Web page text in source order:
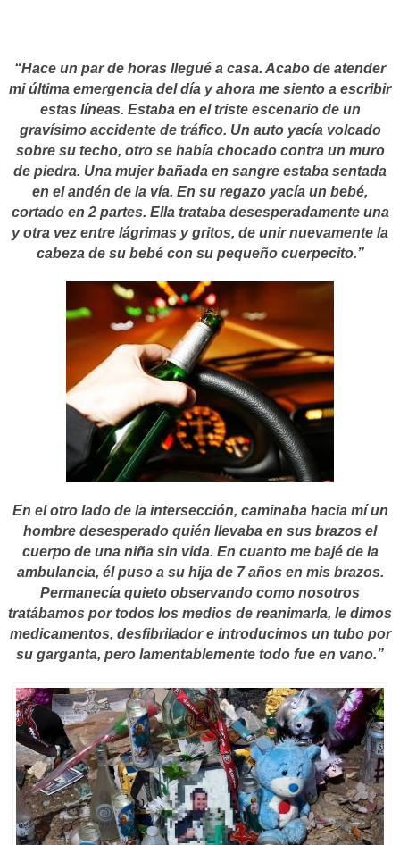
“Hace un par de horas llegué a casa. Acabo de atender
mi última emergencia del día y ahora me siento a escribir
estas líneas. Estaba en el triste escenario de un
gravísimo accidente de tráfico. Un auto yacía volcado
sobre su techo, otro se había chocado contra un muro
de piedra. Una mujer bañada en sangre estaba sentada
en el andén de la vía. En su regazo yacía un bebé,
cortado en 2 partes. Ella trataba desesperadamente una
y otra vez entre lágrimas y gritos, de unir nuevamente la
cabeza de su bebé con su pequeño cuerpecito.”
En el otro lado de la intersección, caminaba hacia mí un
hombre desesperado quién llevaba en sus brazos el
cuerpo de una niña sin vida. En cuanto me bajé de la
ambulancia, él puso a su hija de 7 años en mis brazos.
Permanecía quieto observando como nosotros
tratábamos por todos los medios de reanimarla, le dimos
medicamentos, desfibrilador e introducimos un tubo por
su garganta, pero lamentablemente todo fue en vano.”